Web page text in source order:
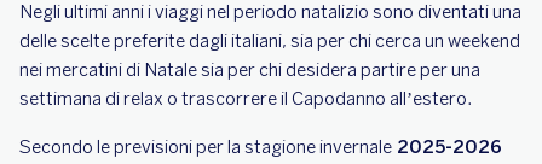
Negli ultimi anni i viaggi nel periodo natalizio sono diventati una
delle scelte preferite dagli italiani, sia per chi cerca un weekend
nei mercatini di Natale sia per chi desidera partire per una
settimana di relax o trascorrere il Capodanno all’estero.
Secondo le previsioni per la stagione invernale 2025-2026